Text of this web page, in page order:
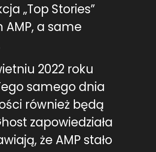
„Top Stories”
a same
2022 roku
samego dnia
również będą
zapowiedziała
że AMP stało